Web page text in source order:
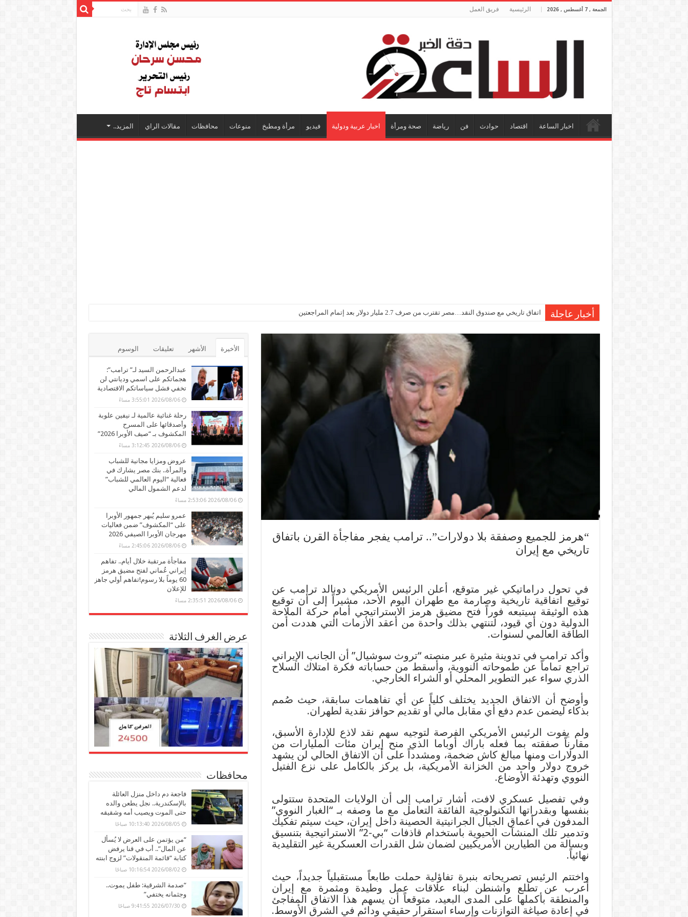
الجمعة , 7 أغسطس , 2026 الرئيسية فريق العمل
اخبار الساعة اقتصاد حوادث فن رياضة صحة ومرأة اخبار عربية ودولية فيديو مرأة ومطبخ منوعات محافظات مقالات الراي المزيد..
أخبار عاجلة اتفاق تاريخي مع صندوق النقد…مصر تقترب من صرف 2.7 مليار دولار بعد إتمام المراجعتين
“هرمز للجميع وصفقة بلا دولارات”.. ترامب يفجر مفاجأة القرن باتفاق
تاريخي مع إيران
في تحول دراماتيكي غير متوقع، أعلن الرئيس الأمريكي دونالد ترامب عن
توقيع اتفاقية تاريخية وصارمة مع طهران اليوم الأحد، مشيراً إلى أن توقيع
هذه الوثيقة سيتبعه فوراً فتح مضيق هرمز الاستراتيجي أمام حركة الملاحة
الدولية دون أي قيود، لتنتهي بذلك واحدة من أعقد الأزمات التي هددت أمن
الطاقة العالمي لسنوات.
وأكد ترامب في تدوينة مثيرة عبر منصته “تروث سوشيال” أن الجانب الإيراني
تراجع تماماً عن طموحاته النووية، وأسقط من حساباته فكرة امتلاك السلاح
الذري سواء عبر التطوير المحلي أو الشراء الخارجي.
وأوضح أن الاتفاق الجديد يختلف كلياً عن أي تفاهمات سابقة، حيث صُمم
بذكاء ليضمن عدم دفع أي مقابل مالي أو تقديم حوافز نقدية لطهران.
ولم يفوت الرئيس الأمريكي الفرصة لتوجيه سهم نقد لاذع للإدارة الأسبق،
مقارناً صفقته بما فعله باراك أوباما الذي منح إيران مئات المليارات من
الدولارات ومنها مبالغ كاش ضخمة، ومشدداً على أن الاتفاق الحالي لن يشهد
خروج دولار واحد من الخزانة الأمريكية، بل يركز بالكامل على نزع الفتيل
النووي وتهدئة الأوضاع.
وفي تفصيل عسكري لافت، أشار ترامب إلى أن الولايات المتحدة ستتولى
بنفسها وبقدراتها التكنولوجية الفائقة التعامل مع ما وصفه بـ “الغبار النووي”
المدفون في أعماق الجبال الجرانيتية الحصينة داخل إيران، حيث سيتم تفكيك
وتدمير تلك المنشآت الحيوية باستخدام قاذفات “بي-2” الاستراتيجية بتنسيق
وبسالة من الطيارين الأمريكيين لضمان شل القدرات العسكرية غير التقليدية
نهائياً.
واختتم الرئيس تصريحاته بنبرة تفاؤلية حملت طابعاً مستقبلياً جديداً، حيث
أعرب عن تطلع واشنطن لبناء علاقات عمل وطيدة ومثمرة مع إيران
والمنطقة بأكملها على المدى البعيد، متوقعاً أن يسهم هذا الاتفاق المفاجئ
في إعادة صياغة التوازنات وإرساء استقرار حقيقي ودائم في الشرق الأوسط.
الأخيرة الأشهر تعليقات الوسوم
عبدالرحمن السيد لـ” ترامب”:
هجماتكم على اسمي وديانتي لن
تخفي فشل سياساتكم الاقتصادية
2026/08/06 3:55:01 مساءً
رحلة غنائية عالمية لـ نيفين علوبة
وأصدقائها على المسرح
المكشوف بـ “صيف الأوبرا 2026”
2026/08/06 3:12:45 مساءً
عروض ومزايا مجانية للشباب
والمرأة.. بنك مصر يشارك في
فعالية “اليوم العالمي للشباب”
لدعم الشمول المالي
2026/08/06 2:53:06 مساءً
عمرو سليم يُبهر جمهور الأوبرا
على “المكشوف” ضمن فعاليات
مهرجان الأوبرا الصيفي 2026
2026/08/06 2:45:06 مساءً
مفاجأة مرتقبة خلال أيام.. تفاهم
إيراني عُماني لفتح مضيق هرمز
60 يوماً بلا رسوم!تفاهم أولي جاهز
للإعلان
2026/08/06 2:35:51 مساءً
عرض الغرف الثلاثة
محافظات
فاجعة دم داخل منزل العائلة
بالإسكندرية.. نجل يطعن والده
حتى الموت ويصيب أمه وشقيقه
2026/08/05 10:13:40 صباحًا
“من يؤتمن على العرض لا يُسأل
عن المال”.. أب في قنا يرفض
كتابة “قائمة المنقولات” لزوج ابنته
2026/08/02 10:16:54 صباحًا
“صدمة الشرقية: طفل يموت..
وجثمانه يختفي”
2026/07/30 9:41:55 صباحًا